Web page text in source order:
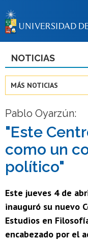
NOTICIAS
MÁS NOTICIAS
Pablo Oyarzún:
"Este
como un
político"
Este jueves 4 de
inauguró su nuevo
Estudios en
encabezado por el